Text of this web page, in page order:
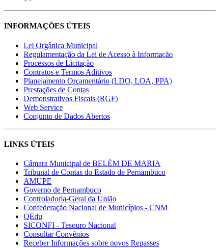
INFORMAÇÕES ÚTEIS
Lei Orgânica Municipal
Regulamentação da Lei de Acesso à Informação
Processos de Licitação
Contratos e Termos Aditivos
Planejamento Orçamentário (LDO, LOA, PPA)
Prestações de Contas
Demonstrativos Fiscais (RGF)
Web Service
Conjunto de Dados Abertos
LINKS ÚTEIS
Câmara Municipal de BELÉM DE MARIA
Tribunal de Contas do Estado de Pernambuco
AMUPE
Governo de Pernambuco
Controladoria-Geral da União
Confederação Nacional de Municípios - CNM
QEdu
SICONFI - Tesouro Nacional
Consultar Convênios
Receber Informações sobre novos Repasses